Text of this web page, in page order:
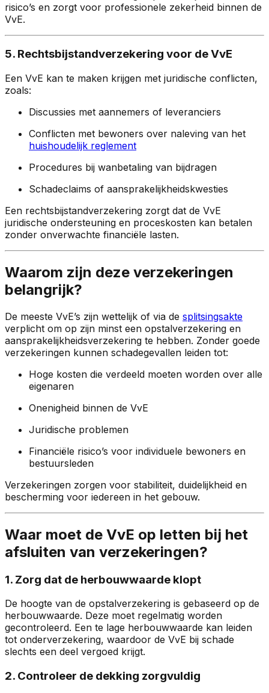
risico’s en zorgt voor professionele zekerheid binnen de
VvE.
5. Rechtsbijstandverzekering voor de VvE
Een VvE kan te maken krijgen met juridische conflicten,
zoals:
Discussies met aannemers of leveranciers
Conflicten met bewoners over naleving van het
huishoudelijk reglement
Procedures bij wanbetaling van bijdragen
Schadeclaims of aansprakelijkheidskwesties
Een rechtsbijstandverzekering zorgt dat de VvE
juridische ondersteuning en proceskosten kan betalen
zonder onverwachte financiële lasten.
Waarom zijn deze verzekeringen
belangrijk?
De meeste VvE’s zijn wettelijk of via de splitsingsakte
verplicht om op zijn minst een opstalverzekering en
aansprakelijkheidsverzekering te hebben. Zonder goede
verzekeringen kunnen schadegevallen leiden tot:
Hoge kosten die verdeeld moeten worden over alle
eigenaren
Onenigheid binnen de VvE
Juridische problemen
Financiële risico’s voor individuele bewoners en
bestuursleden
Verzekeringen zorgen voor stabiliteit, duidelijkheid en
bescherming voor iedereen in het gebouw.
Waar moet de VvE op letten bij het
afsluiten van verzekeringen?
1. Zorg dat de herbouwwaarde klopt
De hoogte van de opstalverzekering is gebaseerd op de
herbouwwaarde. Deze moet regelmatig worden
gecontroleerd. Een te lage herbouwwaarde kan leiden
tot onderverzekering, waardoor de VvE bij schade
slechts een deel vergoed krijgt.
2. Controleer de dekking zorgvuldig